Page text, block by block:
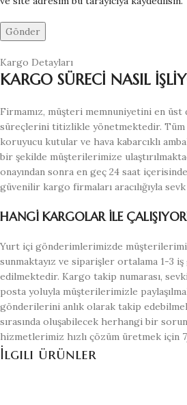
Kargo Detayları
KARGO SÜRECİ NASIL
Firmamız, müşteri memnuniyetini en
süreçlerini titizlikle yönetmektedir. Tüm
koruyucu kutular ve hava kabarcıklı
bir şekilde müşterilerimize
onayından sonra en geç 24 saat
güvenilir kargo firmaları aracılığıyla
HANGİ KARGOLAR İLE
Yurt içi gönderimlerimizde
sunmaktayız ve siparişler ortalama 1-3
edilmektedir. Kargo takip numarası,
posta yoluyla müşterilerimizle
gönderilerini anlık olarak takip
sırasında oluşabilecek herhangi bir
hizmetlerimiz hızlı çözüm üretmek için
İlgili ürünler